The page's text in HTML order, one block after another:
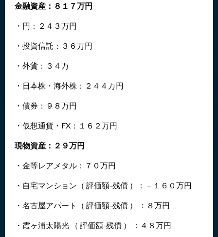
金融資産：８１７万円
・円：２４３万円
・投資信託：３６万円
・外貨：３４万
・日本株・海外株：２４４万円
・債券：９８万円
・仮想通貨・FX：１６２万円
現物資産：２９万円
・金等レアメタル：７０万円
・自宅マンション（ 評価額-残債 ）：－１６０万円
・名古屋アパート（ 評価額-残債 ） ：８万円
・霞ヶ浦太陽光 （ 評価額-残債 ） ：４８万円